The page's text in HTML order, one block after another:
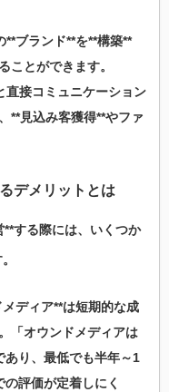
ブランド**を**構築**
ことができます。
直接コミュニケーション
**見込み客獲得**やファ
デメリット とは
**する際には、いくつか
ディア**は短期的な成
「オウンドメディアは
あり、最低でも半年～1
評価が定着しにく